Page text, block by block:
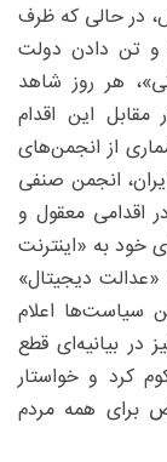
در حالی که ظرف
و تن دادن دولت
هر روز شاهد
این اقدام
از انجمن‌های
انجمن صنفی
اقدامی معقول و
خود به «اینترنت
«عدالت دیجیتال»
سیاست‌ها اعلام
در بیانیه‌ای قطع
کرد و خواستار
برای همه مردم